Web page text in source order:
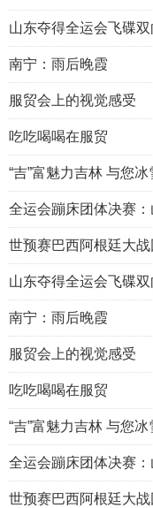
山东夺得全运会飞碟
南宁：雨后晚霞
服贸会上的视觉感受
吃吃喝喝在服贸
“吉”富魅力吉林 与您冰
全运会蹦床团体决赛
世预赛巴西阿根廷大
山东夺得全运会飞碟
南宁：雨后晚霞
服贸会上的视觉感受
吃吃喝喝在服贸
“吉”富魅力吉林 与您冰
全运会蹦床团体决赛
世预赛巴西阿根廷大